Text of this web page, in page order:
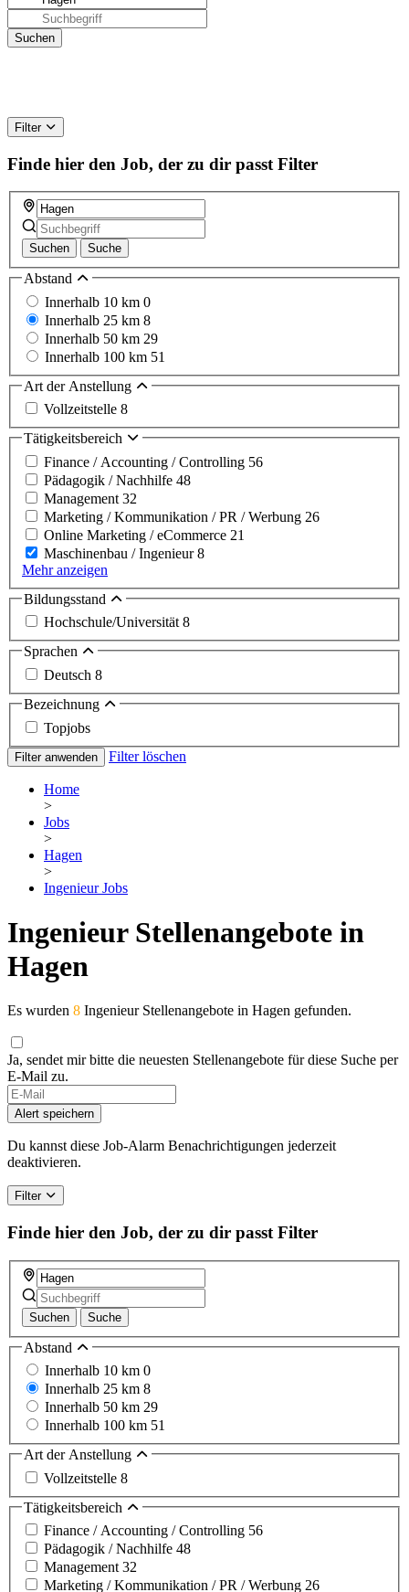
Filter
Finde hier den Job, der zu dir passt Filter
Suchen Suche
Abstand
Innerhalb 10 km 0
Innerhalb 25 km 8
Innerhalb 50 km 29
Innerhalb 100 km 51
Art der Anstellung
Vollzeitstelle 8
Tätigkeitsbereich
Finance / Accounting / Controlling 56
Pädagogik / Nachhilfe 48
Management 32
Marketing / Kommunikation / PR / Werbung 26
Online Marketing / eCommerce 21
Maschinenbau / Ingenieur8
Mehr anzeigen
Bildungsstand
Hochschule/Universität8
Sprachen
Deutsch 8
Bezeichnung
Topjobs
Filter anwenden Filter löschen
Home
>
Jobs
>
Hagen
>
Ingenieur Jobs
Ingenieur Stellenangebote in
Hagen
Es wurden 8 Ingenieur Stellenangebote in Hagen gefunden.
Ja, sendet mir bitte die neuesten Stellenangebote für diese Suche per
E-Mail zu.
Alert speichern
Du kannst diese Job-Alarm Benachrichtigungen jederzeit
deaktivieren.
Filter
Finde hier den Job, der zu dir passt Filter
Suchen Suche
Abstand
Innerhalb 10 km 0
Innerhalb 25 km 8
Innerhalb 50 km 29
Innerhalb 100 km 51
Art der Anstellung
Vollzeitstelle 8
Tätigkeitsbereich
Finance / Accounting / Controlling 56
Pädagogik / Nachhilfe 48
Management 32
Marketing / Kommunikation / PR / Werbung 26